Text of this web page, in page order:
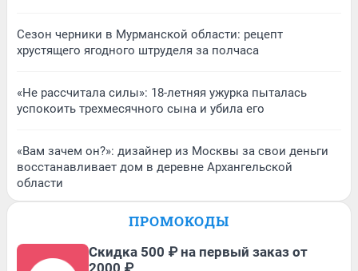
Сезон черники в Мурманской области: рецепт
хрустящего ягодного штруделя за полчаса
«Не рассчитала силы»: 18-летняя ужурка пыталась
успокоить трехмесячного сына и убила его
«Вам зачем он?»: дизайнер из Москвы за свои деньги
восстанавливает дом в деревне Архангельской
области
ПРОМОКОДЫ
Скидка 500 ₽ на первый заказ от
2000 ₽